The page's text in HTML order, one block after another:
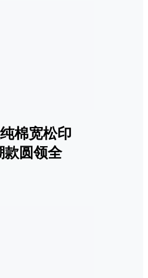
棉宽松印
款圆领全